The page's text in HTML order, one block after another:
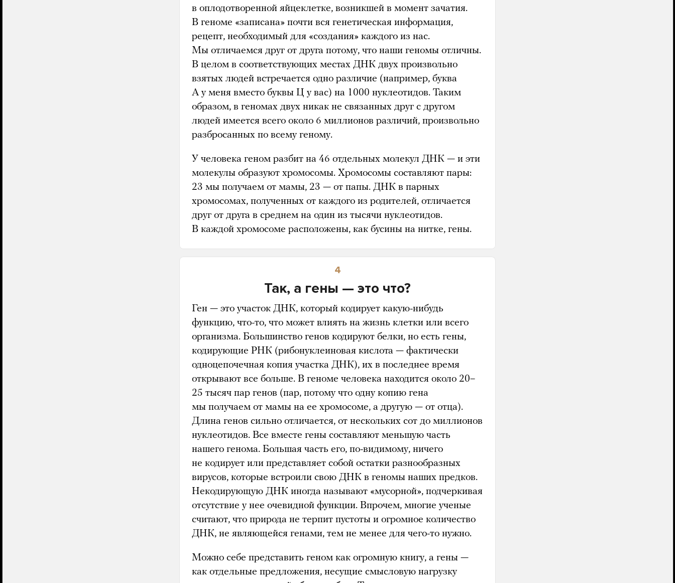
в оплодотворенной яйцеклетке, возникшей в момент зачатия.
В геноме «записана» почти вся генетическая информация,
рецепт, необходимый для «создания» каждого из нас.
Мы отличаемся друг от друга потому, что наши геномы отличны.
В целом в соответствующих местах ДНК двух произвольно
взятых людей встречается одно различие (например, буква
А у меня вместо буквы Ц у вас) на 1000 нуклеотидов. Таким
образом, в геномах двух никак не связанных друг с другом
людей имеется всего около 6 миллионов различий, произвольно
разбросанных по всему геному.
У человека геном разбит на 46 отдельных молекул ДНК — и эти
молекулы образуют хромосомы. Хромосомы составляют пары:
23 мы получаем от мамы, 23 — от папы. ДНК в парных
хромосомах, полученных от каждого из родителей, отличается
друг от друга в среднем на один из тысячи нуклеотидов.
В каждой хромосоме расположены, как бусины на нитке, гены.
4
Так, а гены — это что?
Ген — это участок ДНК, который кодирует какую-нибудь
функцию, что-то, что может влиять на жизнь клетки или всего
организма. Большинство генов кодируют белки, но есть гены,
кодирующие РНК (рибонуклеиновая кислота — фактически
одноцепочечная копия участка ДНК), их в последнее время
открывают все больше. В геноме человека находится около 20–
25 тысяч пар генов (пар, потому что одну копию гена
мы получаем от мамы на ее хромосоме, а другую — от отца).
Длина генов сильно отличается, от нескольких сот до миллионов
нуклеотидов. Все вместе гены составляют меньшую часть
нашего генома. Большая часть его, по-видимому, ничего
не кодирует или представляет собой остатки разнообразных
вирусов, которые встроили свою ДНК в геномы наших предков.
Некодирующую ДНК иногда называют «мусорной», подчеркивая
отсутствие у нее очевидной функции. Впрочем, многие ученые
считают, что природа не терпит пустоты и огромное количество
ДНК, не являющейся генами, тем не менее для чего-то нужно.
Можно себе представить геном как огромную книгу, а гены —
как отдельные предложения, несущие смысловую нагрузку